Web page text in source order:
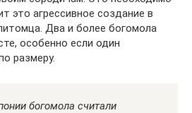
это агрессивное создание в
Два и более богомола
особенно если один
размеру.
богомола считали